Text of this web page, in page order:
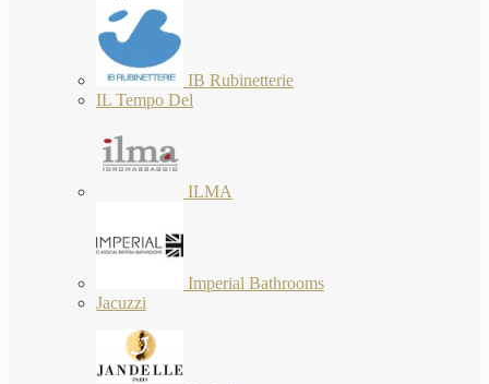
IB Rubinetterie
IL Tempo Del
ILMA
Imperial Bathrooms
Jacuzzi